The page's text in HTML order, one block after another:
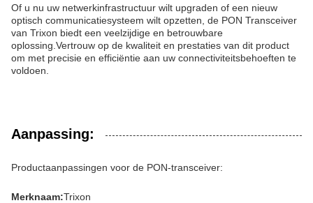
Of u nu uw netwerkinfrastructuur wilt upgraden of een nieuw
optisch communicatiesysteem wilt opzetten, de PON Transceiver
van Trixon biedt een veelzijdige en betrouwbare
oplossing.Vertrouw op de kwaliteit en prestaties van dit product
om met precisie en efficiëntie aan uw connectiviteitsbehoeften te
voldoen.
Aanpassing:
Productaanpassingen voor de PON-transceiver:
Merknaam:Trixon